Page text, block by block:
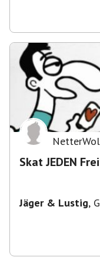
Skat
Jäger & Lustig,